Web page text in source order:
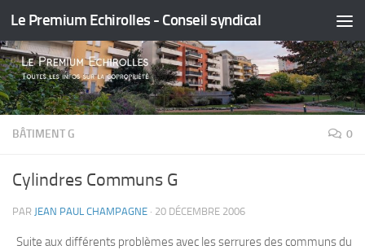
Skip to content
Le Premium Echirolles - Conseil syndical
BÂTIMENT G 0
Cylindres Communs G
PAR JEAN PAUL CHAMPAGNE · 20 DÉCEMBRE 2006
Suite aux différents problèmes avec les serrures des communs du